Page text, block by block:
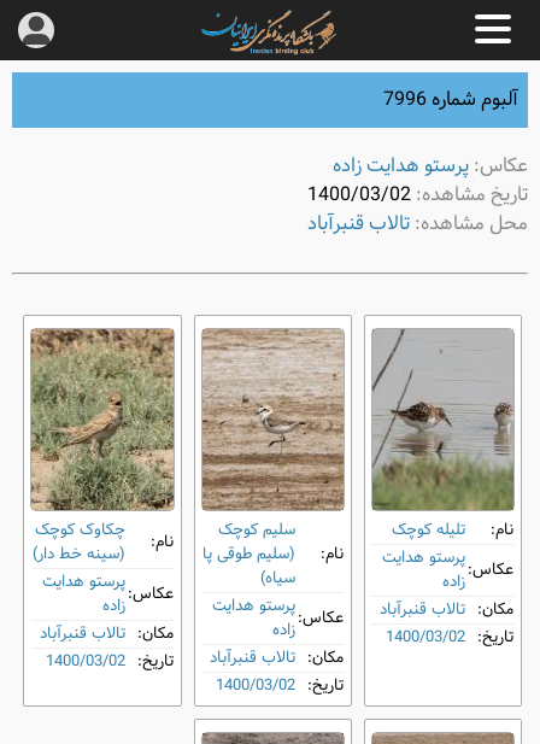
آلبوم شماره 7996
عکاس:پرستو هدایت زاده
تاریخ مشاهده:1400/03/02
محل مشاهده:تالاب قنبرآباد
نام:
تلیله کوچک
عکاس:پرستو هدایت
زاده
مکان: تالاب قنبرآباد
تاریخ: 1400/03/02
نام:
سلیم کوچک
(سلیم طوقی پا
سیاه)
عکاس:پرستو هدایت
زاده
مکان: تالاب قنبرآباد
تاریخ: 1400/03/02
نام:
چکاوک کوچک
(سینه‌ خط‌ دار)
عکاس:پرستو هدایت
زاده
مکان: تالاب قنبرآباد
تاریخ: 1400/03/02